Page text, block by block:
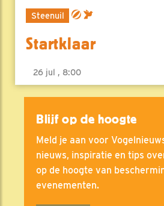
Steenuil
Startklaar
26 jul , 8:00
Blijf op de hoogte
Meld je aan voor
nieuws, inspiratie en tips
op de hoogte van
evenementen.